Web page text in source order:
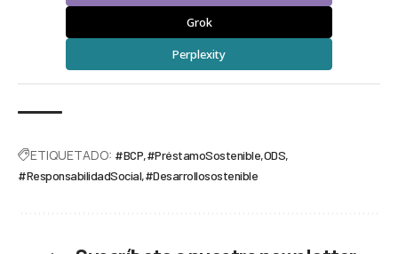
Grok
Perplexity
ETIQUETADO: #BCP #PréstamoSostenible ODS
#ResponsabilidadSocial #Desarrollosostenible